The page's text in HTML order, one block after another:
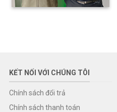
KẾT NỐI VỚI CHÚNG TÔI
Chính sách đổi trả
Chính sách thanh toán